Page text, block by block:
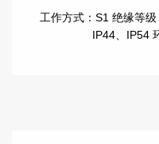
工作方式：S1 绝缘等
IP44、IP54